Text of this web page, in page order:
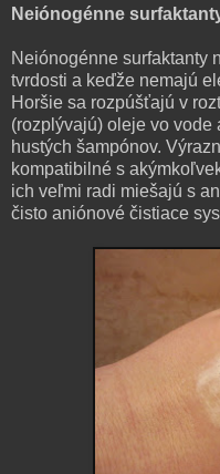
Neiónogénne
Neiónogénne surfaktanty
tvrdosti a keďže nemajú
Horšie sa rozpúšťajú v
(rozplývajú) oleje vo vode
hustých šampónov.
kompatibilné s
ich veľmi radi miešajú s
čisto aniónové čistiace